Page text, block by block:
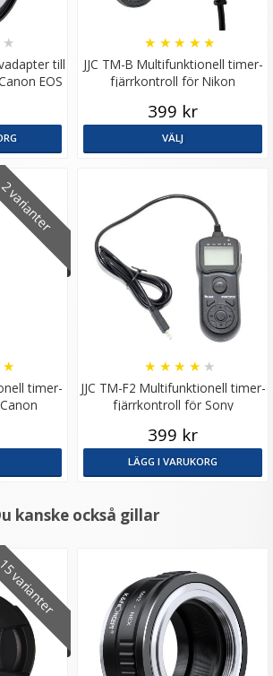
till
EOS
★
JJC TM-B Multifunktionell timer-
fjärrkontroll för Nikon
★ ★ ★ ★ ★
399 kr
VÄLJ
timer-
★
JJC TM-F2 Multifunktionell timer-
fjärrkontroll för Sony
★ ★ ★ ★ ★
399 kr
LÄGG I VARUKORG
kanske också gillar